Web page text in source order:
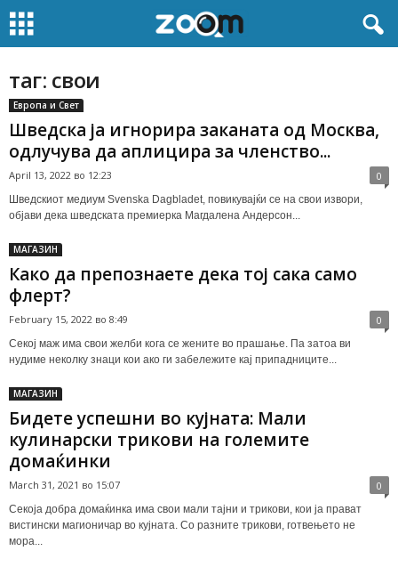
таг: свои
Европа и Свет
Шведска ја игнорира заканата од Москва,
одлучува да аплицира за членство...
April 13, 2022 во 12:23 0
Шведскиот медиум Svenska Dagbladet, повикувајќи се на свои извори,
објави дека шведската премиерка Магдалена Андерсон...
МАГАЗИН
Како да препознаете дека тој сака само
флерт?
February 15, 2022 во 8:49 0
Секој маж има свои желби кога се жените во прашање. Па затоа ви
нудиме неколку знаци кои ако ги забележите кај припадниците...
МАГАЗИН
Бидете успешни во кујната: Мали
кулинарски трикови на големите
домаќинки
March 31, 2021 во 15:07 0
Секоја добра домаќинка има свои мали тајни и трикови, кои ја прават
вистински магионичар во кујната. Со разните трикови, готвењето не
мора...